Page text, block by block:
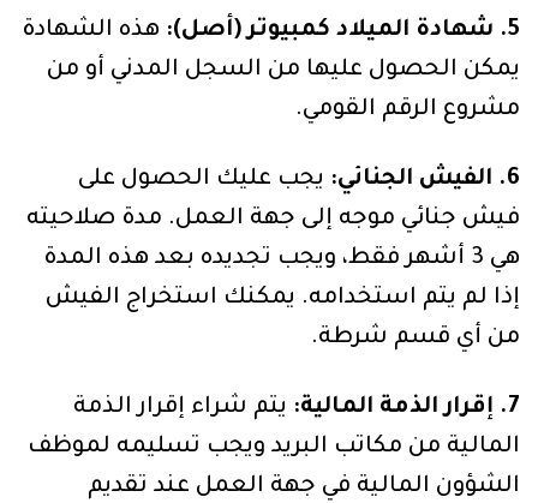
5. شهادة الميلاد كمبيوتر (أصل):
هذه الشهادة
يمكن الحصول عليها من السجل المدني أو من
مشروع الرقم القومي.
6. الفيش الجنائي:
يجب عليك الحصول على
فيش جنائي موجه إلى جهة العمل. مدة صلاحيته
هي 3 أشهر فقط، ويجب تجديده بعد هذه المدة
إذا لم يتم استخدامه. يمكنك استخراج الفيش
من أي قسم شرطة.
7. إقرار الذمة المالية:
يتم شراء إقرار الذمة
المالية من مكاتب البريد ويجب تسليمه لموظف
الشؤون المالية في جهة العمل عند تقديم